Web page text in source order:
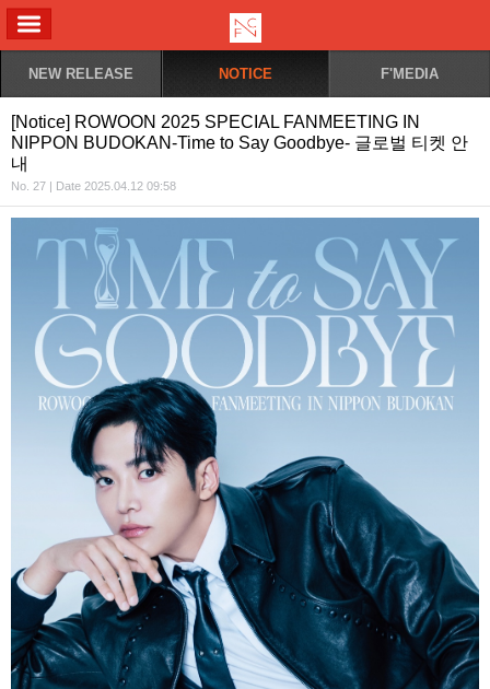
NEW RELEASE NOTICE F'MEDIA
[Notice] ROWOON 2025 SPECIAL FANMEETING IN
NIPPON BUDOKAN-Time to Say Goodbye- 글로벌 티켓 안
내
No. 27 | Date 2025.04.12 09:58